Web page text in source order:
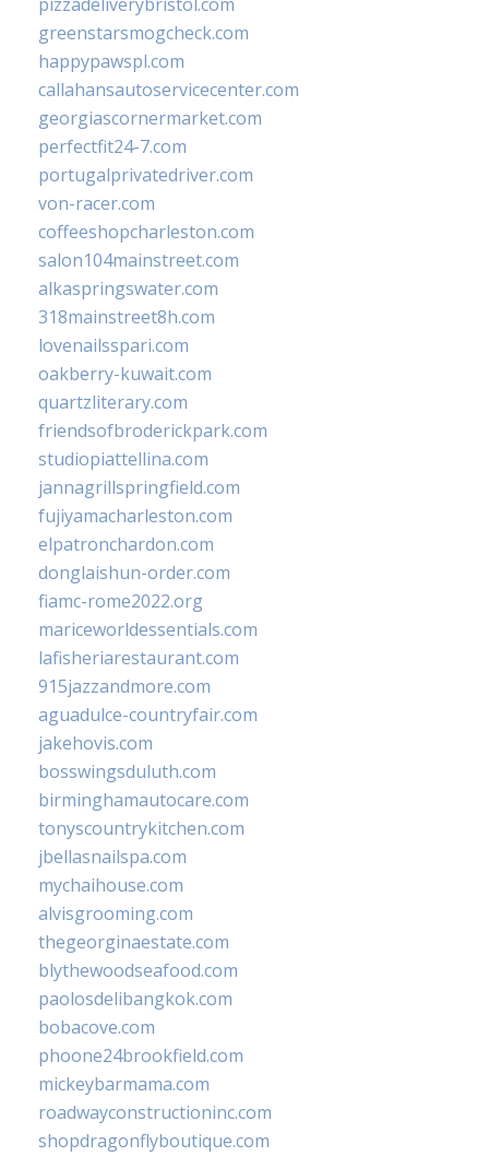
greenstarsmogcheck.com
happypawspl.com
callahansautoservicecenter.com
georgiascornermarket.com
perfectfit24-7.com
portugalprivatedriver.com
von-racer.com
coffeeshopcharleston.com
salon104mainstreet.com
alkaspringswater.com
318mainstreet8h.com
lovenailsspari.com
oakberry-kuwait.com
quartzliterary.com
friendsofbroderickpark.com
studiopiattellina.com
jannagrillspringfield.com
fujiyamacharleston.com
elpatronchardon.com
donglaishun-order.com
fiamc-rome2022.org
mariceworldessentials.com
lafisheriarestaurant.com
915jazzandmore.com
aguadulce-countryfair.com
jakehovis.com
bosswingsduluth.com
birminghamautocare.com
tonyscountrykitchen.com
jbellasnailspa.com
mychaihouse.com
alvisgrooming.com
thegeorginaestate.com
blythewoodseafood.com
paolosdelibangkok.com
bobacove.com
phoone24brookfield.com
mickeybarmama.com
roadwayconstructioninc.com
shopdragonflyboutique.com